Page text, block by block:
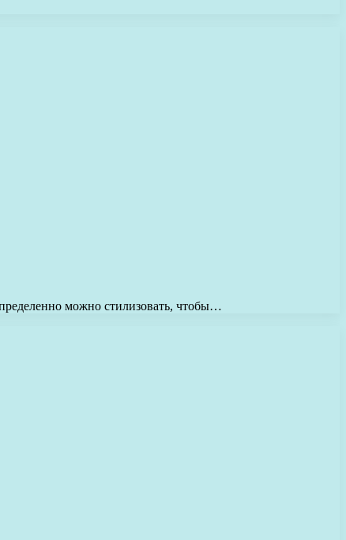
можно стилизовать, чтобы…